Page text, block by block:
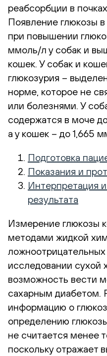
реабсорбции в
Появление глюкозы
при повышении
ммоль/л у собак и
кошек. У собак и
глюкозурия –
норме, которое не
или болезнями. У
содержатся в моче
а у кошек – до 1,665
Подготовка
Показания и
Интерпретация
результата
Измерение глюкозы
методами жидкой
исследовании сухой
возможность вести
сахарным диабетом.
информацию о
определению
не считается менее
поскольку отражает